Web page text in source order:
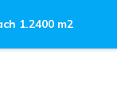
1.2400 m2